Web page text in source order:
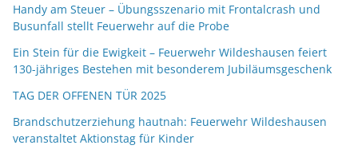
Handy am Steuer – Übungsszenario mit Frontalcrash und
Busunfall stellt Feuerwehr auf die Probe
Ein Stein für die Ewigkeit – Feuerwehr Wildeshausen feiert
130-jähriges Bestehen mit besonderem Jubiläumsgeschenk
TAG DER OFFENEN TÜR 2025
Brandschutzerziehung hautnah: Feuerwehr Wildeshausen
veranstaltet Aktionstag für Kinder